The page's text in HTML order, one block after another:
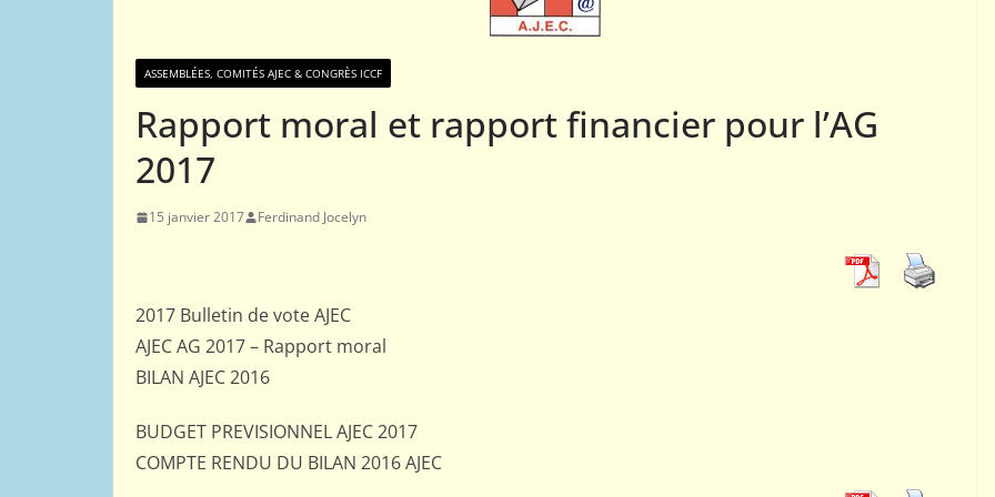
ASSEMBLÉES, COMITÉS AJEC & CONGRÈS ICCF
Rapport moral et rapport financier pour l’AG
2017
15 janvier 2017 Ferdinand Jocelyn
2017 Bulletin de vote AJEC
AJEC AG 2017 – Rapport moral
BILAN AJEC 2016
BUDGET PREVISIONNEL AJEC 2017
COMPTE RENDU DU BILAN 2016 AJEC
Comment tester le jeu